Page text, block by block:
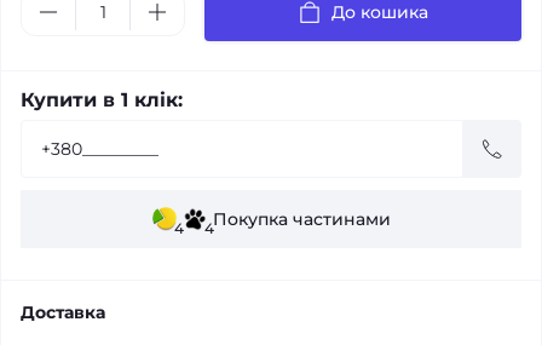
До кошика
Купити в 1 клік:
4 4Покупка частинами
Доставка